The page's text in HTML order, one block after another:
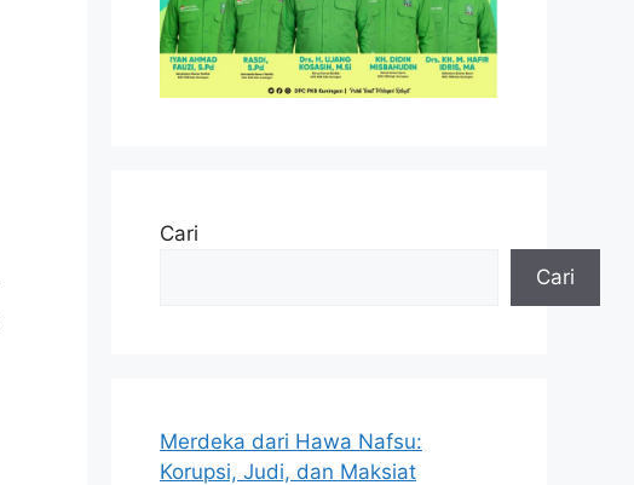
Cari
Cari
Merdeka dari Hawa Nafsu:
Korupsi, Judi, dan Maksiat